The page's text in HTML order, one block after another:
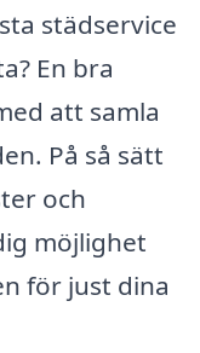
städservice
En bra
att samla
På så sätt
och
möjlighet
för just dina